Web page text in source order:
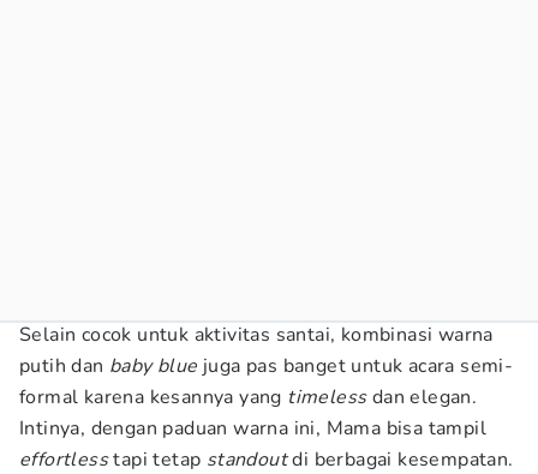
Selain cocok untuk aktivitas santai, kombinasi warna
putih dan baby blue juga pas banget untuk acara semi-
formal karena kesannya yang timelessdan elegan.
Intinya, dengan paduan warna ini, Mama bisa tampil
effortlesstapi tetap standoutdi berbagai kesempatan.